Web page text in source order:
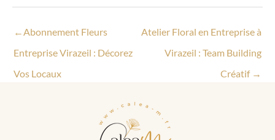
← Abonnement Fleurs
Entreprise Virazeil : Décorez
Vos Locaux
Atelier Floral en Entreprise à
Virazeil : Team Building
Créatif →